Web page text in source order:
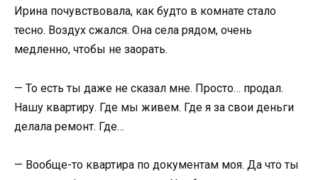
Ирина почувствовала, как будто в комнате стало
тесно. Воздух сжался. Она села рядом, очень
медленно, чтобы не заорать.
— То есть ты даже не сказал мне. Просто… продал.
Нашу квартиру. Где мы живем. Где я за свои деньги
делала ремонт. Где…
— Вообще-то квартира по документам моя. Да что ты